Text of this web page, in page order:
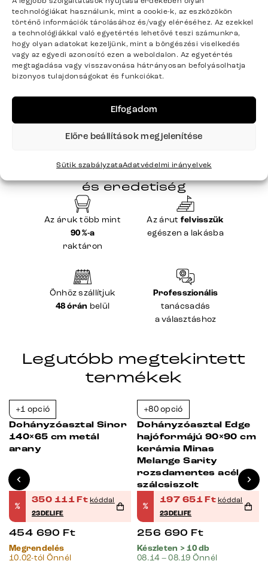
technológiákat használunk, mint a cookie-k, az eszközökön
történő információk tárolásához és/vagy eléréséhez. Az ezekkel
a technológiákkal való egyetértés lehetővé teszi számunkra,
hogy olyan adatokat kezeljünk, mint a böngészési viselkedés
vagy az egyedi azonosító ezen a weboldalon. Az egyetértés
megtagadása vagy visszavonása hátrányosan befolyásolhatja
bizonyos tulajdonságokat és funkciókat.
Elfogadom
Előre beállítások megjelenítése
Sütik szabályzataAdatvédelmi irányelvek
%
23DELIFE
133 690Ft
Készleten > 10 db
08.14 – 08.19 Önnél
%
23DELIFE
133 690Ft
Készleten > 10 db
08.14 – 08.19 Önnél
Eddig megtekintve:4termék /4
Német alaposság
és eredetiség
Az áruk több mint
90 %-a
raktáron
Az árut felvisszük
egészen a lakásba
Önhöz szállítjuk
48 órán belül
Professzionális
tanácsadás
a választáshoz
Legutóbb megtekintett
termékek
+1 opció
Dohányzóasztal Sinor
140×65 cm metál
arany
%
350 111Ft kóddal
23DELIFE
454 690 Ft
Megrendelés
10.02-tól Önnél
+80 opció
Dohányzóasztal Edge
hajóformájú 90×90 cm
kerámia Minas
Melange Sarity
rozsdamentes acél
szálcsiszolt
%
197 651Ft kóddal
23DELIFE
256 690 Ft
Készleten > 10 db
08.14 – 08.19 Önnél